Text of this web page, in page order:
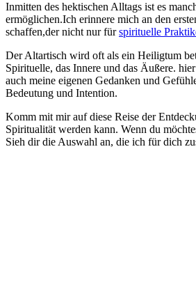
Inmitten‍ des hektischen Alltags ist es
ermöglichen.Ich ‌erinnere mich an den
schaffen,der nicht nur fürspirituelle
Der Altartisch wird oft als ein Heiligtum
Spirituelle, das Innere und das Äußere.⁣
auch meine⁢ eigenen Gedanken⁣ und
Bedeutung und Intention.
Komm mit mir auf diese Reise der
Spiritualität werden kann. ​Wenn du
Sieh dir die Auswahl an, die ich für dich